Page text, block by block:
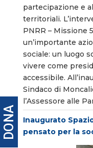
partecipazione e
territoriali.
PNRR – Missione
un’importante
sociale: un luogo
vivere come
accessibile.
Sindaco di
l’Assessore alle
Inaugurato
pensato per la
DONA